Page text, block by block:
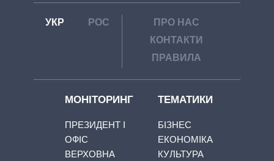
УКР РОС
ПРО НАС
КОНТАКТИ
ПРАВИЛА
МОНІТОРИНГ
ПРЕЗИДЕНТ І
ОФІС
ВЕРХОВНА
ТЕМАТИКИ
БІЗНЕС
ЕКОНОМІКА
КУЛЬТУРА